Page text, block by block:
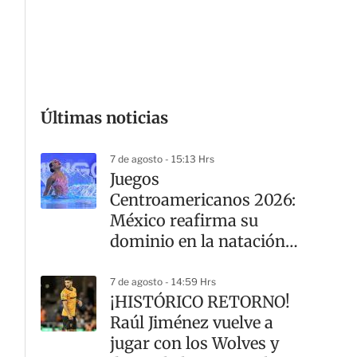
Últimas noticias
7 de agosto - 15:13 Hrs
Juegos
Centroamericanos 2026:
México reafirma su
dominio en la natación
7 de agosto - 14:59 Hrs
¡HISTÓRICO RETORNO!
Raúl Jiménez vuelve a
jugar con los Wolves y